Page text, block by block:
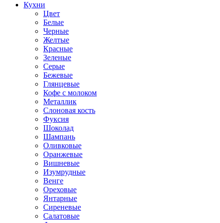
Кухни
Цвет
Белые
Черные
Желтые
Красные
Зеленые
Серые
Бежевые
Глянцевые
Кофе с молоком
Металлик
Слоновая кость
Фуксия
Шоколад
Шампань
Оливковые
Оранжевые
Вишневые
Изумрудные
Венге
Ореховые
Янтарные
Сиреневые
Салатовые